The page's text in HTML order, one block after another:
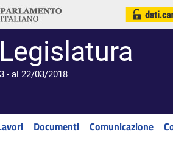
- al 22/03/2018
Documenti Comunicazione